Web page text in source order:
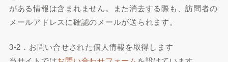
がある情報は含まれません。また消去する際も、訪問者の
メールアドレスに確認のメールが送られます。
3-2．お問い合せされた個人情報を取得します